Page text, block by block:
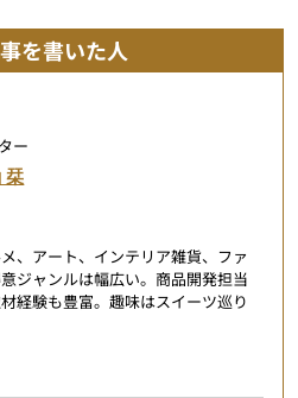
を書いた人
ー
栞
、アート、インテリア雑貨、ファ
ジャンルは幅広い。商品開発担当
経験も豊富。趣味はスイーツ巡り